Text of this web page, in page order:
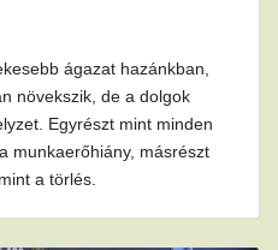
ágazat hazánkban,
növekszik, de a dolgok
Egyrészt mint minden
munkaerőhiány, másrészt
a törlés.